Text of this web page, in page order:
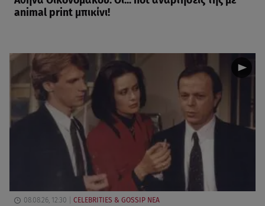
animal print μπικίνι!
08.08.26, 12:30 CELEBRITIES & GOSSIP ΝΕΑ